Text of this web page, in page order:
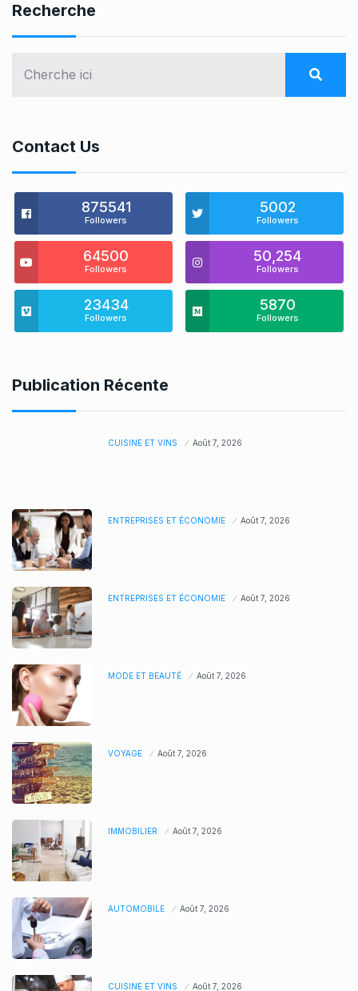
Recherche
Contact Us
875541
Followers
5002
Followers
64500
Followers
50,254
Followers
23434
Followers
5870
Followers
Publication Récente
CUISINE ET VINS Août 7, 2026
ENTREPRISES ET ÉCONOMIE Août 7, 2026
ENTREPRISES ET ÉCONOMIE Août 7, 2026
MODE ET BEAUTÉ Août 7, 2026
VOYAGE Août 7, 2026
IMMOBILIER Août 7, 2026
AUTOMOBILE Août 7, 2026
CUISINE ET VINS Août 7, 2026